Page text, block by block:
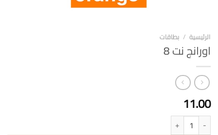
الرئيسية / بطاقات
اورانج نت 8
11.00
كمية اورانج نت 8